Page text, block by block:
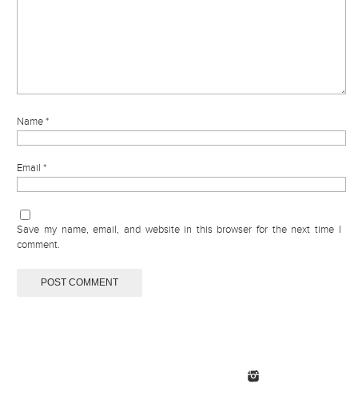
Name*
Email*
Save my name, email, and website in this browser for the next time I
comment.